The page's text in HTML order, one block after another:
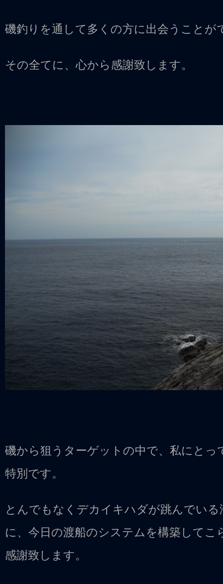
磯釣りを通して多くの方に出会うことが
その全てに、心から感謝致します。
磯から狙うターゲットの中で、私にとっ
特別です。
とんでもなくデカイキハダが跳んでいる
に、今日の渡船のシステムを構築してこ
感謝致します。